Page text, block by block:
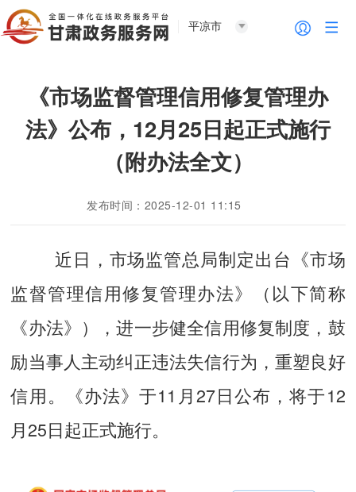
平凉市
《市场监督管理信用修复管理办
法》公布，12月25日起正式施行
（附办法全文）
发布时间：2025-12-01 11:15
近日，市场监管总局制定出台《市场
监督管理信用修复管理办法》（以下简称
《办法》），进一步健全信用修复制度，鼓
励当事人主动纠正违法失信行为，重塑良好
信用。《办法》于11月27日公布，将于12
月25日起正式施行。